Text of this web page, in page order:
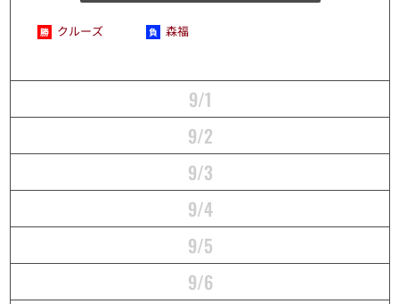
クルーズ 森福
9/1
9/2
9/3
9/4
9/5
9/6